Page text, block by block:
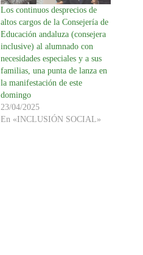
Los continuos desprecios de
altos cargos de la Consejería de
Educación andaluza (consejera
inclusive) al alumnado con
necesidades especiales y a sus
familias, una punta de lanza en
la manifestación de este
domingo
23/04/2025
En «INCLUSIÓN SOCIAL»